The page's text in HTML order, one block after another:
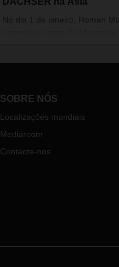
No dia 1 de janeiro, Roman
20 anos na DACHSER.
SOBRE NÓS
Localizações mundiais
Mediaroom
Contacte-nos